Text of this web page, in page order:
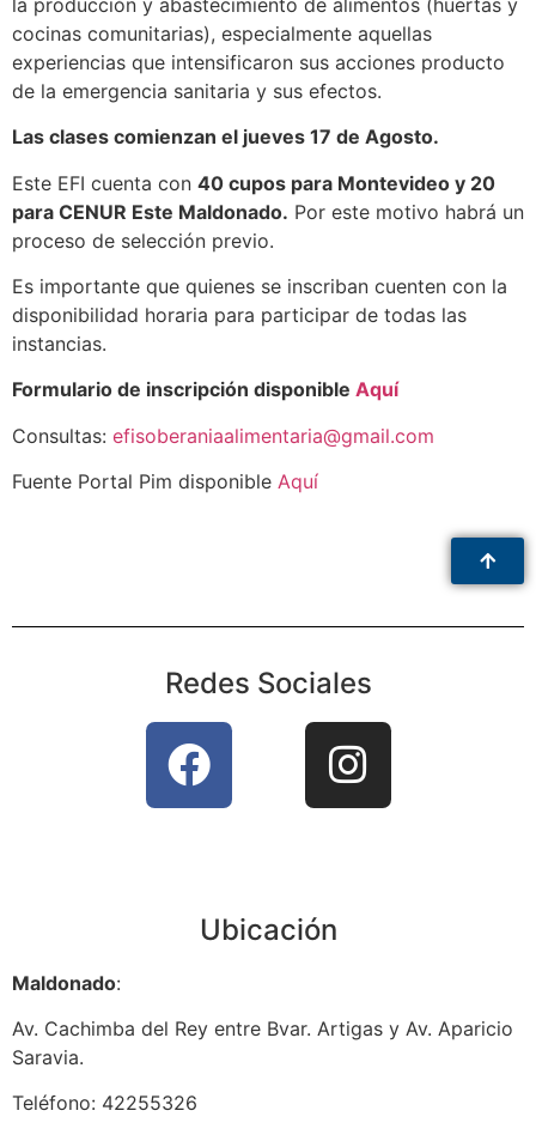
cocinas comunitarias), especialmente aquellas
experiencias que intensificaron sus acciones producto
de la emergencia sanitaria y sus efectos.
Las clases comienzan el jueves 17 de Agosto.
Este EFI cuenta con 40 cupos para Montevideo y 20
para CENUR Este Maldonado. Por este motivo habrá un
proceso de selección previo.
Es importante que quienes se inscriban cuenten con la
disponibilidad horaria para participar de todas las
instancias.
Formulario de inscripción disponible Aquí
Consultas: efisoberaniaalimentaria@gmail.com
Fuente Portal Pim disponible Aquí
Redes Sociales
Ubicación
Maldonado:
Av. Cachimba del Rey entre Bvar. Artigas y Av. Aparicio
Saravia.
Teléfono: 42255326